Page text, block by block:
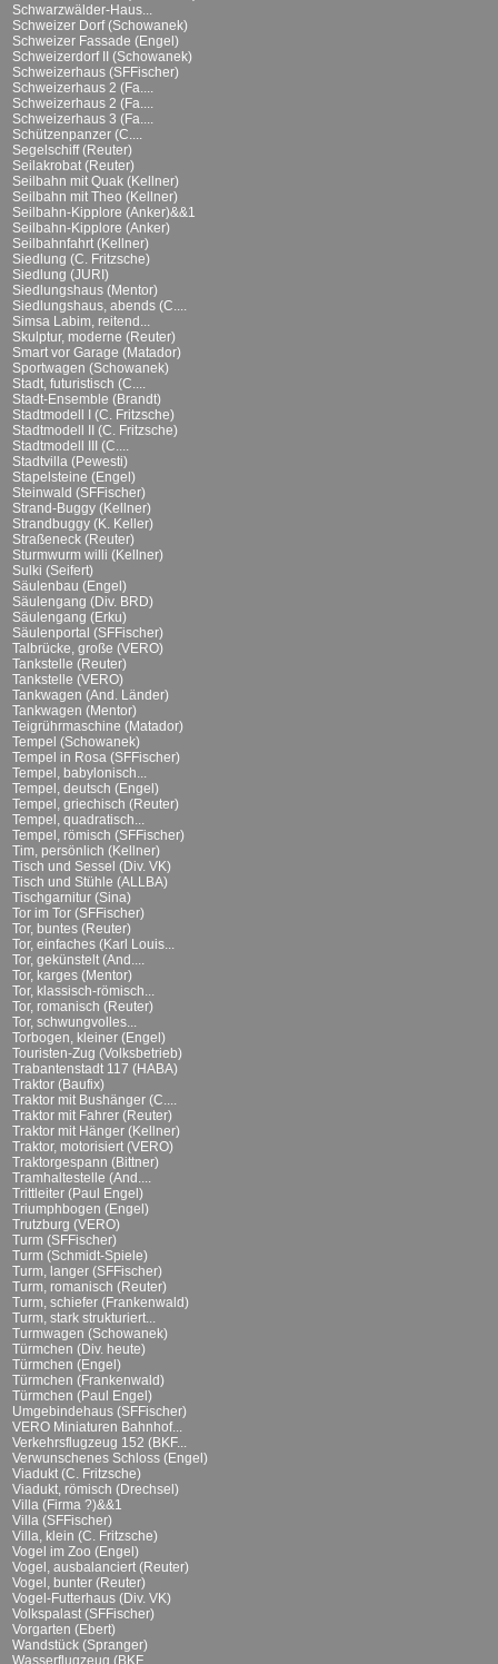
Schwarzwälder-Haus...
Schweizer Dorf (Schowanek)
Schweizer Fassade (Engel)
Schweizerdorf II (Schowanek)
Schweizerhaus (SFFischer)
Schweizerhaus 2 (Fa....
Schweizerhaus 2 (Fa....
Schweizerhaus 3 (Fa....
Schützenpanzer (C....
Segelschiff (Reuter)
Seilakrobat (Reuter)
Seilbahn mit Quak (Kellner)
Seilbahn mit Theo (Kellner)
Seilbahn-Kipplore (Anker)&&1
Seilbahn-Kipplore (Anker)
Seilbahnfahrt (Kellner)
Siedlung (C. Fritzsche)
Siedlung (JURI)
Siedlungshaus (Mentor)
Siedlungshaus, abends (C....
Simsa Labim, reitend...
Skulptur, moderne (Reuter)
Smart vor Garage (Matador)
Sportwagen (Schowanek)
Stadt, futuristisch (C....
Stadt-Ensemble (Brandt)
Stadtmodell I (C. Fritzsche)
Stadtmodell II (C. Fritzsche)
Stadtmodell III (C....
Stadtvilla (Pewesti)
Stapelsteine (Engel)
Steinwald (SFFischer)
Strand-Buggy (Kellner)
Strandbuggy (K. Keller)
Straßeneck (Reuter)
Sturmwurm willi (Kellner)
Sulki (Seifert)
Säulenbau (Engel)
Säulengang (Div. BRD)
Säulengang (Erku)
Säulenportal (SFFischer)
Talbrücke, große (VERO)
Tankstelle (Reuter)
Tankstelle (VERO)
Tankwagen (And. Länder)
Tankwagen (Mentor)
Teigrührmaschine (Matador)
Tempel (Schowanek)
Tempel in Rosa (SFFischer)
Tempel, babylonisch...
Tempel, deutsch (Engel)
Tempel, griechisch (Reuter)
Tempel, quadratisch...
Tempel, römisch (SFFischer)
Tim, persönlich (Kellner)
Tisch und Sessel (Div. VK)
Tisch und Stühle (ALLBA)
Tischgarnitur (Sina)
Tor im Tor (SFFischer)
Tor, buntes (Reuter)
Tor, einfaches (Karl Louis...
Tor, gekünstelt (And....
Tor, karges (Mentor)
Tor, klassisch-römisch...
Tor, romanisch (Reuter)
Tor, schwungvolles...
Torbogen, kleiner (Engel)
Touristen-Zug (Volksbetrieb)
Trabantenstadt 117 (HABA)
Traktor (Baufix)
Traktor mit Bushänger (C....
Traktor mit Fahrer (Reuter)
Traktor mit Hänger (Kellner)
Traktor, motorisiert (VERO)
Traktorgespann (Bittner)
Tramhaltestelle (And....
Trittleiter (Paul Engel)
Triumphbogen (Engel)
Trutzburg (VERO)
Turm (SFFischer)
Turm (Schmidt-Spiele)
Turm, langer (SFFischer)
Turm, romanisch (Reuter)
Turm, schiefer (Frankenwald)
Turm, stark strukturiert...
Turmwagen (Schowanek)
Türmchen (Div. heute)
Türmchen (Engel)
Türmchen (Frankenwald)
Türmchen (Paul Engel)
Umgebindehaus (SFFischer)
VERO Miniaturen Bahnhof...
Verkehrsflugzeug 152 (BKF...
Verwunschenes Schloss (Engel)
Viadukt (C. Fritzsche)
Viadukt, römisch (Drechsel)
Villa (Firma ?)&&1
Villa (SFFischer)
Villa, klein (C. Fritzsche)
Vogel im Zoo (Engel)
Vogel, ausbalanciert (Reuter)
Vogel, bunter (Reuter)
Vogel-Futterhaus (Div. VK)
Volkspalast (SFFischer)
Vorgarten (Ebert)
Wandstück (Spranger)
Wasserflugzeug (BKF